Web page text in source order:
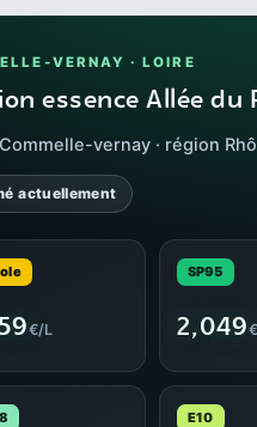
VERNAY · LOIRE
essence Allée du
vernay · région
actuellement
€/L
SP95
2,049
E10